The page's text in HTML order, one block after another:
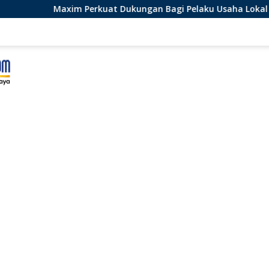
Dukungan Bagi Pelaku Usaha Lokal di Bengkulu dengan